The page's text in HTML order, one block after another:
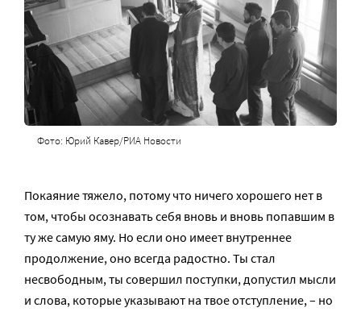
Фото: Юрий Кавер/РИА Новости
Покаяние тяжело, потому что ничего хорошего нет в
том, чтобы осознавать себя вновь и вновь попавшим в
ту же самую яму. Но если оно имеет внутреннее
продолжение, оно всегда радостно. Ты стал
несвободным, ты совершил поступки, допустил мысли
и слова, которые указывают на твое отступление, – но